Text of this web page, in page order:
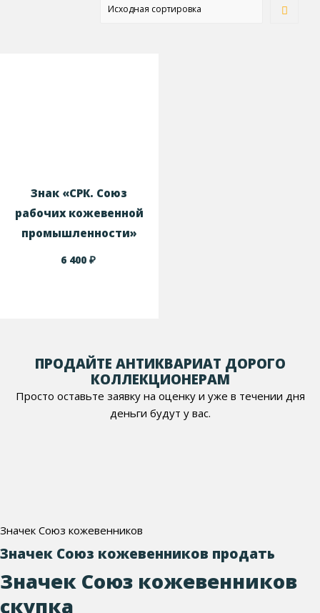
Знак «СРК. Союз
рабочих кожевенной
промышленности»
6 400 ₽
ПРОДАЙТЕ АНТИКВАРИАТ ДОРОГО
КОЛЛЕКЦИОНЕРАМ
Просто оставьте заявку на оценку и уже в течении дня
деньги будут у вас.
Значек Союз кожевенников
Значек Союз кожевенников продать
Значек Союз кожевенников
скупка